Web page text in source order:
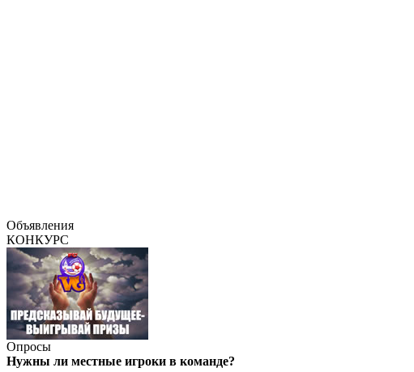
Объявления
КОНКУРС
Опросы
Нужны ли местные игроки в команде?